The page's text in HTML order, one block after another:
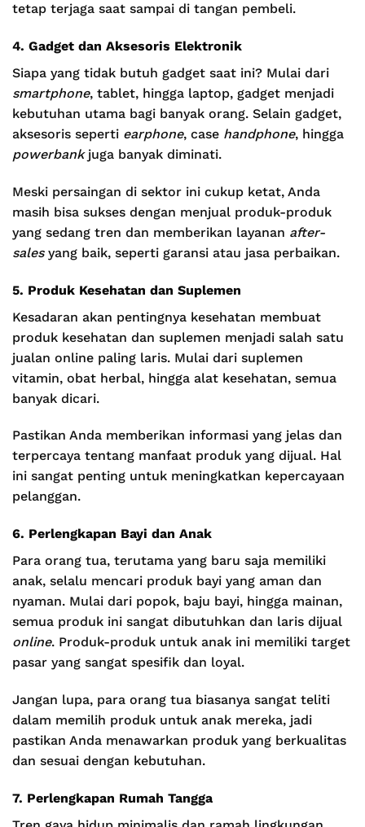
tetap terjaga saat sampai di tangan pembeli.
4. Gadget dan Aksesoris Elektronik
Siapa yang tidak butuh gadget saat ini? Mulai dari
smartphone, tablet, hingga laptop, gadget menjadi
kebutuhan utama bagi banyak orang. Selain gadget,
aksesoris seperti earphone, case handphone, hingga
powerbankjuga banyak diminati.
Meski persaingan di sektor ini cukup ketat, Anda
masih bisa sukses dengan menjual produk-produk
yang sedang tren dan memberikan layanan after-
salesyang baik, seperti garansi atau jasa perbaikan.
5. Produk Kesehatan dan Suplemen
Kesadaran akan pentingnya kesehatan membuat
produk kesehatan dan suplemen menjadi salah satu
jualan online paling laris. Mulai dari suplemen
vitamin, obat herbal, hingga alat kesehatan, semua
banyak dicari.
Pastikan Anda memberikan informasi yang jelas dan
terpercaya tentang manfaat produk yang dijual. Hal
ini sangat penting untuk meningkatkan kepercayaan
pelanggan.
6. Perlengkapan Bayi dan Anak
Para orang tua, terutama yang baru saja memiliki
anak, selalu mencari produk bayi yang aman dan
nyaman. Mulai dari popok, baju bayi, hingga mainan,
semua produk ini sangat dibutuhkan dan laris dijual
online. Produk-produk untuk anak ini memiliki target
pasar yang sangat spesifik dan loyal.
Jangan lupa, para orang tua biasanya sangat teliti
dalam memilih produk untuk anak mereka, jadi
pastikan Anda menawarkan produk yang berkualitas
dan sesuai dengan kebutuhan.
7. Perlengkapan Rumah Tangga